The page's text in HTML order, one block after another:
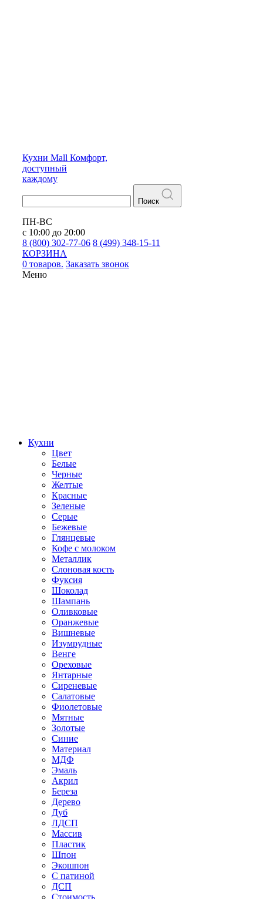
Кухни Mall Комфорт,
доступный
каждому
Поиск
ПН-ВС
с 10:00 до 20:00
8 (800) 302-77-06 8 (499) 348-15-11
КОРЗИНА
0 товаров. Заказать звонок
Меню
Кухни
Цвет
Белые
Черные
Желтые
Красные
Зеленые
Серые
Бежевые
Глянцевые
Кофе с молоком
Металлик
Слоновая кость
Фуксия
Шоколад
Шампань
Оливковые
Оранжевые
Вишневые
Изумрудные
Венге
Ореховые
Янтарные
Сиреневые
Салатовые
Фиолетовые
Мятные
Золотые
Синие
Материал
МДФ
Эмаль
Акрил
Береза
Дерево
Дуб
ЛДСП
Массив
Пластик
Шпон
Экошпон
С патиной
ДСП
Стоимость